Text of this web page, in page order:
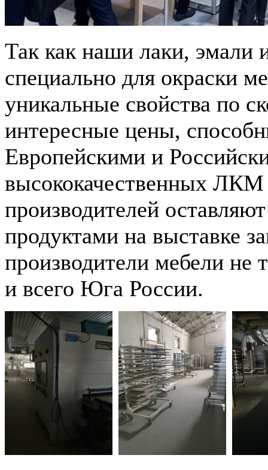
Так как наши лаки, эмали
специально для окраски
уникальные свойства по
интересные цены,
Европейскими и
высококачественных
производителей
продуктами на выставке
производители мебели не
и всего Юга России.